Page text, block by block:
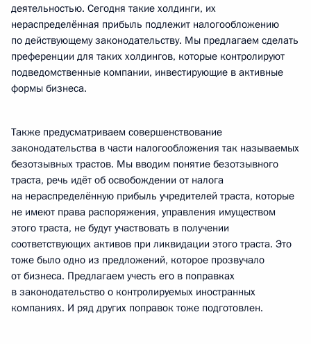
деятельностью. Сегодня такие холдинги, их
нераспределённая прибыль подлежит налогообложению
по действующему законодательству. Мы предлагаем сделать
преференции для таких холдингов, которые контролируют
подведомственные компании, инвестирующие в активные
формы бизнеса.
Также предусматриваем совершенствование
законодательства в части налогообложения так называемых
безотзывных трастов. Мы вводим понятие безотзывного
траста, речь идёт об освобождении от налога
на нераспределённую прибыль учредителей траста, которые
не имеют права распоряжения, управления имуществом
этого траста, не будут участвовать в получении
соответствующих активов при ликвидации этого траста. Это
тоже было одно из предложений, которое прозвучало
от бизнеса. Предлагаем учесть его в поправках
в законодательство о контролируемых иностранных
компаниях. И ряд других поправок тоже подготовлен.